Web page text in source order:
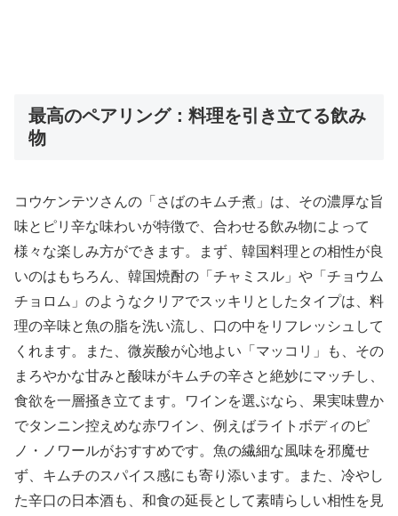
最高のペアリング：料理を引き立てる飲み
物
コウケンテツさんの「さばのキムチ煮」は、その濃厚な旨
味とピリ辛な味わいが特徴で、合わせる飲み物によって
様々な楽しみ方ができます。まず、韓国料理との相性が良
いのはもちろん、韓国焼酎の「チャミスル」や「チョウム
チョロム」のようなクリアでスッキリとしたタイプは、料
理の辛味と魚の脂を洗い流し、口の中をリフレッシュして
くれます。また、微炭酸が心地よい「マッコリ」も、その
まろやかな甘みと酸味がキムチの辛さと絶妙にマッチし、
食欲を一層掻き立てます。ワインを選ぶなら、果実味豊か
でタンニン控えめな赤ワイン、例えばライトボディのピ
ノ・ノワールがおすすめです。魚の繊細な風味を邪魔せ
ず、キムチのスパイス感にも寄り添います。また、冷やし
た辛口の日本酒も、和食の延長として素晴らしい相性を見